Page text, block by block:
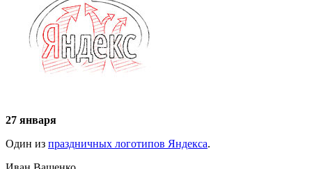
27 января
Один из праздничных логотипов Яндекса.